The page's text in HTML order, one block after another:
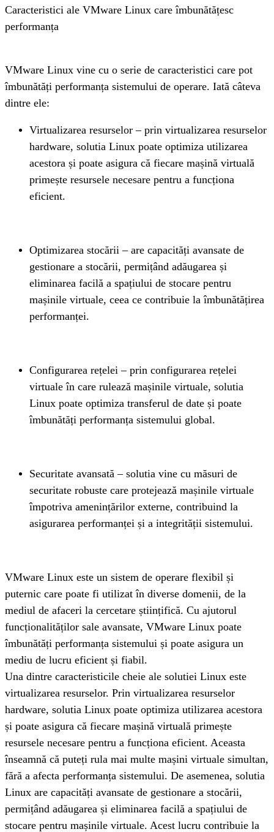
Caracteristici ale VMware Linux care îmbunătățesc
performanța
VMware Linux vine cu o serie de caracteristici care pot
îmbunătăți performanța sistemului de operare. Iată câteva
dintre ele:
Virtualizarea resurselor – prin virtualizarea resurselor
hardware, solutia Linux poate optimiza utilizarea
acestora și poate asigura că fiecare mașină virtuală
primește resursele necesare pentru a funcționa
eficient.
Optimizarea stocării – are capacități avansate de
gestionare a stocării, permițând adăugarea și
eliminarea facilă a spațiului de stocare pentru
mașinile virtuale, ceea ce contribuie la îmbunătățirea
performanței.
Configurarea rețelei – prin configurarea rețelei
virtuale în care rulează mașinile virtuale, solutia
Linux poate optimiza transferul de date și poate
îmbunătăți performanța sistemului global.
Securitate avansată – solutia vine cu măsuri de
securitate robuste care protejează mașinile virtuale
împotriva amenințărilor externe, contribuind la
asigurarea performanței și a integrității sistemului.
VMware Linux este un sistem de operare flexibil și
puternic care poate fi utilizat în diverse domenii, de la
mediul de afaceri la cercetare științifică. Cu ajutorul
funcționalităților sale avansate, VMware Linux poate
îmbunătăți performanța sistemului și poate asigura un
mediu de lucru eficient și fiabil.
Una dintre caracteristicile cheie ale solutiei Linux este
virtualizarea resurselor. Prin virtualizarea resurselor
hardware, solutia Linux poate optimiza utilizarea acestora
și poate asigura că fiecare mașină virtuală primește
resursele necesare pentru a funcționa eficient. Aceasta
înseamnă că puteți rula mai multe mașini virtuale simultan,
fără a afecta performanța sistemului. De asemenea, solutia
Linux are capacități avansate de gestionare a stocării,
permițând adăugarea și eliminarea facilă a spațiului de
stocare pentru mașinile virtuale. Acest lucru contribuie la